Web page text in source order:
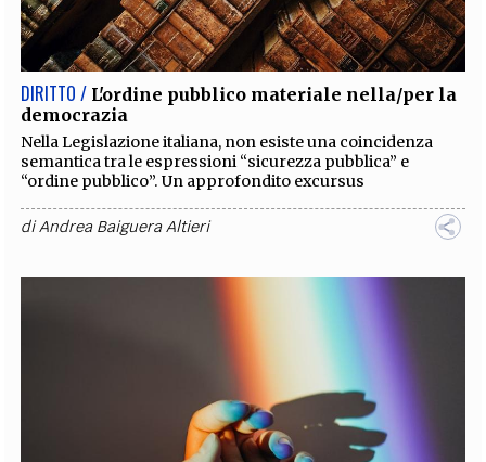
EXTRA
CODICI RUBRICHE LIBRI PROCEEDINGS PUBBLICITÀ CONTATTI
SOCIAL MEDIA
DIRITTO / L'ordine pubblico materiale nella/per la
democrazia
Nella Legislazione italiana, non esiste una coincidenza
semantica tra le espressioni “sicurezza pubblica” e
“ordine pubblico”. Un approfondito excursus
diAndrea Baiguera Altieri